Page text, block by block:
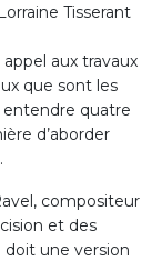
Tisserant
aux travaux
que sont les
entendre quatre
d’aborder
compositeur
et des
doit une version